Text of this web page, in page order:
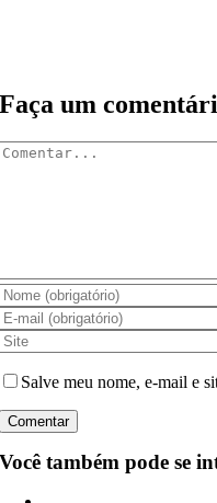
Faça um
Salve meu nome, e-mail e
Você também pode se